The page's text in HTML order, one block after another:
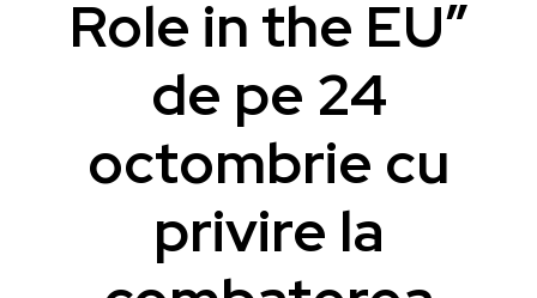
Role in the EU”
de pe 24
octombrie cu
privire la